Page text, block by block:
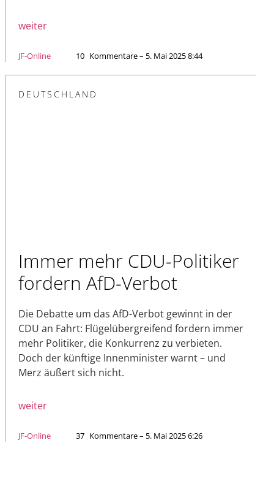
weiter
JF-Online 10 Kommentare – 5. Mai 2025 8:44
DEUTSCHLAND
Immer mehr CDU-Politiker
fordern AfD-Verbot
Die Debatte um das AfD-Verbot gewinnt in der
CDU an Fahrt: Flügelübergreifend fordern immer
mehr Politiker, die Konkurrenz zu verbieten.
Doch der künftige Innenminister warnt – und
Merz äußert sich nicht.
weiter
JF-Online 37 Kommentare – 5. Mai 2025 6:26